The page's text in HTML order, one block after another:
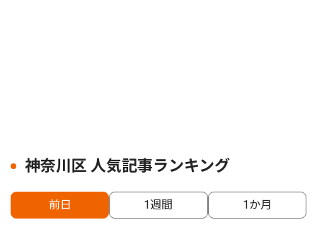
神奈川区 人気記事ランキング
前日 1週間 1か月